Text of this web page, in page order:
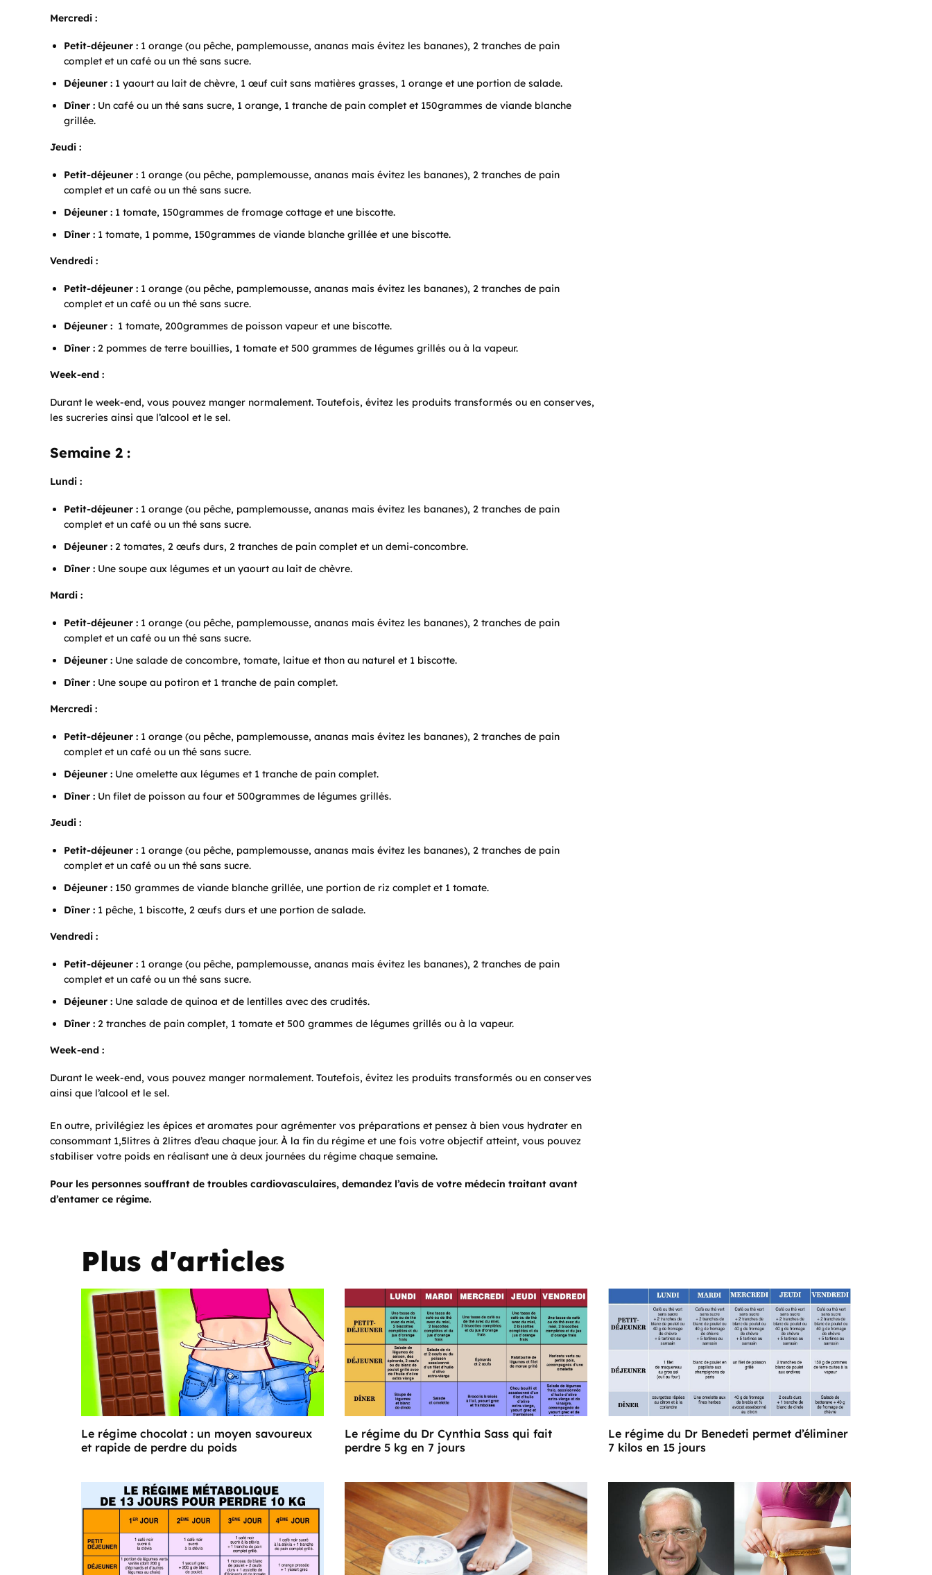
Mercredi :
Petit-déjeuner : 1 orange (ou pêche, pamplemousse, ananas mais évitez les bananes), 2 tranches de pain
complet et un café ou un thé sans sucre.
Déjeuner : 1 yaourt au lait de chèvre, 1 œuf cuit sans matières grasses, 1 orange et une portion de salade.
Dîner : Un café ou un thé sans sucre, 1 orange, 1 tranche de pain complet et 150grammes de viande blanche
grillée.
Jeudi :
Petit-déjeuner : 1 orange (ou pêche, pamplemousse, ananas mais évitez les bananes), 2 tranches de pain
complet et un café ou un thé sans sucre.
Déjeuner : 1 tomate, 150grammes de fromage cottage et une biscotte.
Dîner : 1 tomate, 1 pomme, 150grammes de viande blanche grillée et une biscotte.
Vendredi :
Petit-déjeuner : 1 orange (ou pêche, pamplemousse, ananas mais évitez les bananes), 2 tranches de pain
complet et un café ou un thé sans sucre.
Déjeuner : 1 tomate, 200grammes de poisson vapeur et une biscotte.
Dîner : 2 pommes de terre bouillies, 1 tomate et 500 grammes de légumes grillés ou à la vapeur.
Week-end :
Durant le week-end, vous pouvez manger normalement. Toutefois, évitez les produits transformés ou en conserves,
les sucreries ainsi que l’alcool et le sel.
Semaine 2 :
Lundi :
Petit-déjeuner : 1 orange (ou pêche, pamplemousse, ananas mais évitez les bananes), 2 tranches de pain
complet et un café ou un thé sans sucre.
Déjeuner : 2 tomates, 2 œufs durs, 2 tranches de pain complet et un demi-concombre.
Dîner : Une soupe aux légumes et un yaourt au lait de chèvre.
Mardi :
Petit-déjeuner : 1 orange (ou pêche, pamplemousse, ananas mais évitez les bananes), 2 tranches de pain
complet et un café ou un thé sans sucre.
Déjeuner : Une salade de concombre, tomate, laitue et thon au naturel et 1 biscotte.
Dîner : Une soupe au potiron et 1 tranche de pain complet.
Mercredi :
Petit-déjeuner : 1 orange (ou pêche, pamplemousse, ananas mais évitez les bananes), 2 tranches de pain
complet et un café ou un thé sans sucre.
Déjeuner : Une omelette aux légumes et 1 tranche de pain complet.
Dîner : Un filet de poisson au four et 500grammes de légumes grillés.
Jeudi :
Petit-déjeuner : 1 orange (ou pêche, pamplemousse, ananas mais évitez les bananes), 2 tranches de pain
complet et un café ou un thé sans sucre.
Déjeuner : 150 grammes de viande blanche grillée, une portion de riz complet et 1 tomate.
Dîner : 1 pêche, 1 biscotte, 2 œufs durs et une portion de salade.
Vendredi :
Petit-déjeuner : 1 orange (ou pêche, pamplemousse, ananas mais évitez les bananes), 2 tranches de pain
complet et un café ou un thé sans sucre.
Déjeuner : Une salade de quinoa et de lentilles avec des crudités.
Dîner : 2 tranches de pain complet, 1 tomate et 500 grammes de légumes grillés ou à la vapeur.
Week-end :
Durant le week-end, vous pouvez manger normalement. Toutefois, évitez les produits transformés ou en conserves
ainsi que l’alcool et le sel.
En outre, privilégiez les épices et aromates pour agrémenter vos préparations et pensez à bien vous hydrater en
consommant 1,5litres à 2litres d’eau chaque jour. À la fin du régime et une fois votre objectif atteint, vous pouvez
stabiliser votre poids en réalisant une à deux journées du régime chaque semaine.
Pour les personnes souffrant de troubles cardiovasculaires, demandez l’avis de votre médecin traitant avant
d’entamer ce régime.
Plus d'articles
Le régime chocolat : un moyen savoureux
et rapide de perdre du poids
Le régime du Dr Cynthia Sass qui fait
perdre 5 kg en 7 jours
Le régime du Dr Benedeti permet d’éliminer
7 kilos en 15 jours